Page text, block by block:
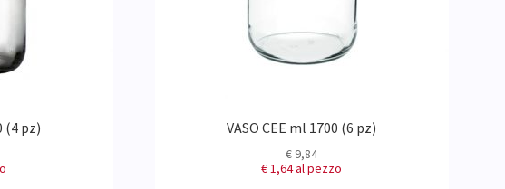
(4 pz) VASO CEE ml 1700 (6 pz)
€ 9,84
€ 1,64al pezzo